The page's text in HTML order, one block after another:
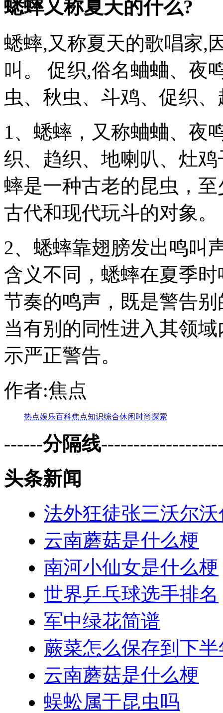
蟋蟀又称夏天的什么?
蟋蟀,又称夏天的歌唱家,
叫。 促织,俗名蛐蛐、夜
虫、秋虫、斗鸡、促织
1、蟋蟀，又称蛐蛐、夜
织、趋织、地喇叭、灶
蟀是一种古老的昆虫，
古代和现代玩斗的对象。
2、蟋蟀靠翅膀发出鸣叫
含义不同，蟋蟀在夏季
节奏的鸣声，既是警告
当有别的同性进入其领
示严正警告。
作者:焦点
热点娱乐百科焦点知识综合休闲时尚探索
------分隔线
头条新闻
法外狂徒张三沃尔
云南蘑菇是什么梗
南河小仙女是什么梗
世界乒乓球选手排名
军中绿花简谱
蕨菜怎么保存到下半
云南蘑菇是什么梗
蜈蚣属于昆虫吗